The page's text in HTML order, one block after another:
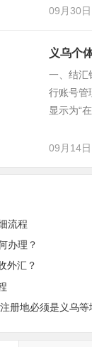
09月30日
义乌个
一、结汇
行账号管
显示为“
09月14日
流程
办理？
外汇？
册地必须是义乌等